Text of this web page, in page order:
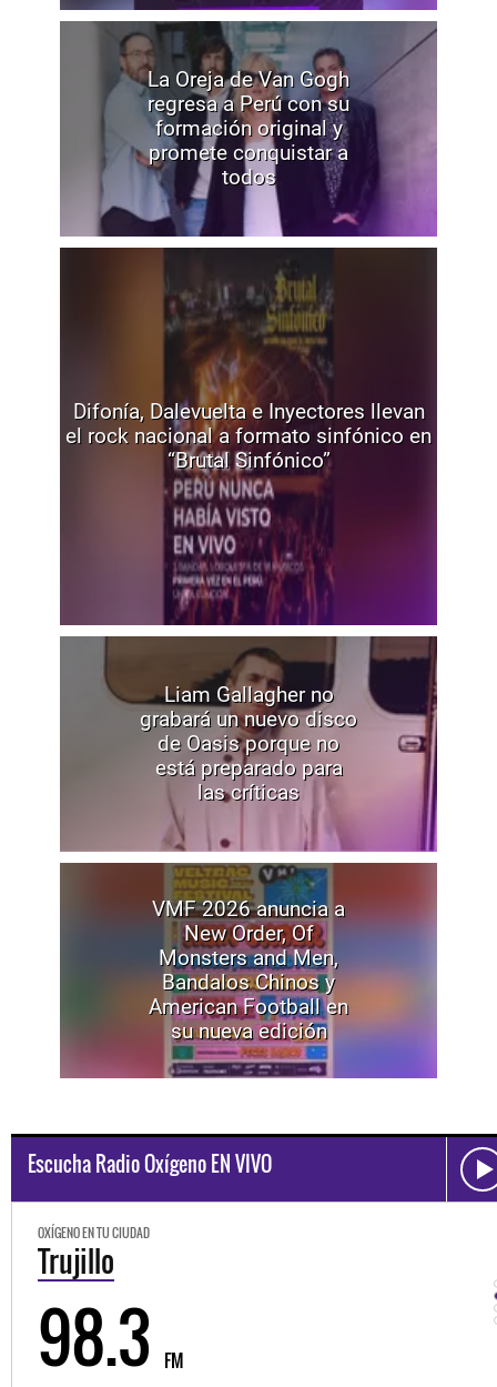
La Oreja de Van Gogh
regresa a Perú con su
formación original y
promete conquistar a
todos
Difonía, Dalevuelta e Inyectores llevan
el rock nacional a formato sinfónico en
“Brutal Sinfónico”
Liam Gallagher no
grabará un nuevo disco
de Oasis porque no
está preparado para
las críticas
VMF 2026 anuncia a
New Order, Of
Monsters and Men,
Bandalos Chinos y
American Football en
su nueva edición
Escucha Radio Oxígeno EN VIVO
OXÍGENO EN TU CIUDAD
Trujillo
98.3 FM